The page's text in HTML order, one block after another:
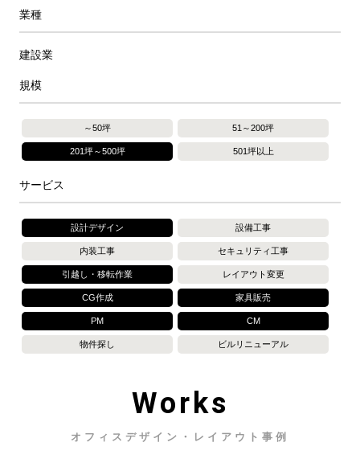
業種
建設業
規模
～50坪 51～200坪
201坪～500坪 501坪以上
サービス
設計デザイン 設備工事
内装工事 セキュリティ工事
引越し・移転作業 レイアウト変更
CG作成 家具販売
PM CM
物件探し ビルリニューアル
Works
オフィスデザイン・レイアウト事例